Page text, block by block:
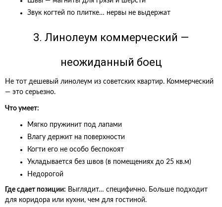
Звук когтей по плитке… нервы не выдержат
3. Линолеум коммерческий —
неожиданный боец
Не тот дешевый линолеум из советских квартир. Коммерческий
— это серьезно.
Что умеет:
Мягко пружинит под лапами
Влагу держит на поверхности
Когти его не особо беспокоят
Укладывается без швов (в помещениях до 25 кв.м)
Недорогой
Где сдает позиции: Выглядит… специфично. Больше подходит
для коридора или кухни, чем для гостиной.